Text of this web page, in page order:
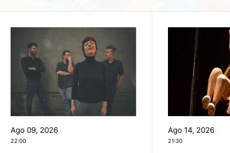
Ago 09, 2026
22:00
Ago 14, 2026
21:30